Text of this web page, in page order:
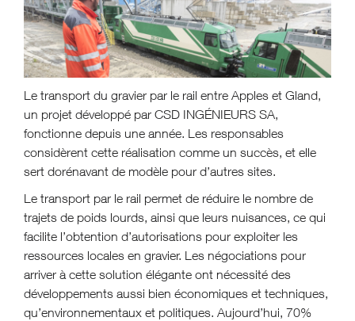
Le transport du gravier par le rail entre Apples et Gland,
un projet développé par CSD INGÉNIEURS SA,
fonctionne depuis une année. Les responsables
considèrent cette réalisation comme un succès, et elle
sert dorénavant de modèle pour d’autres sites.
Le transport par le rail permet de réduire le nombre de
trajets de poids lourds, ainsi que leurs nuisances, ce qui
facilite l’obtention d’autorisations pour exploiter les
ressources locales en gravier. Les négociations pour
arriver à cette solution élégante ont nécessité des
développements aussi bien économiques et techniques,
qu’environnementaux et politiques. Aujourd’hui, 70%